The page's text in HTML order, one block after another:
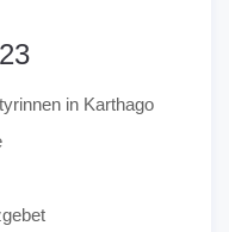
in Karthago